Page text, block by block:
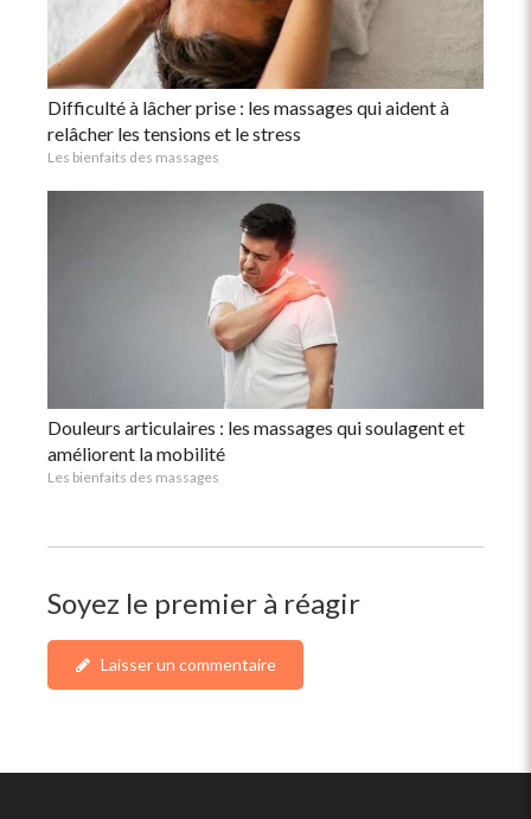
Difficulté à lâcher prise : les massages qui aident à
relâcher les tensions et le stress
Les bienfaits des massages
Douleurs articulaires : les massages qui soulagent et
améliorent la mobilité
Les bienfaits des massages
Soyez le premier à réagir
Laisser un commentaire